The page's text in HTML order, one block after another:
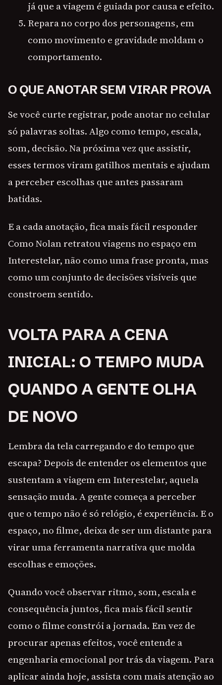
já que a viagem é guiada por causa e efeito.
Repara no corpo dos personagens, em
como movimento e gravidade moldam o
comportamento.
O QUE ANOTAR SEM VIRAR PROVA
Se você curte registrar, pode anotar no celular
só palavras soltas. Algo como tempo, escala,
som, decisão. Na próxima vez que assistir,
esses termos viram gatilhos mentais e ajudam
a perceber escolhas que antes passaram
batidas.
E a cada anotação, fica mais fácil responder
Como Nolan retratou viagens no espaço em
Interestelar, não como uma frase pronta, mas
como um conjunto de decisões visíveis que
constroem sentido.
VOLTA PARA A CENA
INICIAL: O TEMPO MUDA
QUANDO A GENTE OLHA
DE NOVO
Lembra da tela carregando e do tempo que
escapa? Depois de entender os elementos que
sustentam a viagem em Interestelar, aquela
sensação muda. A gente começa a perceber
que o tempo não é só relógio, é experiência. E o
espaço, no filme, deixa de ser um distante para
virar uma ferramenta narrativa que molda
escolhas e emoções.
Quando você observar ritmo, som, escala e
consequência juntos, fica mais fácil sentir
como o filme constrói a jornada. Em vez de
procurar apenas efeitos, você entende a
engenharia emocional por trás da viagem. Para
aplicar ainda hoje, assista com mais atenção ao